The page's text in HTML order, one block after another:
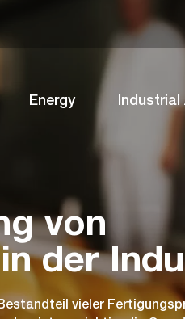
Energy Industrial
von
der
vieler